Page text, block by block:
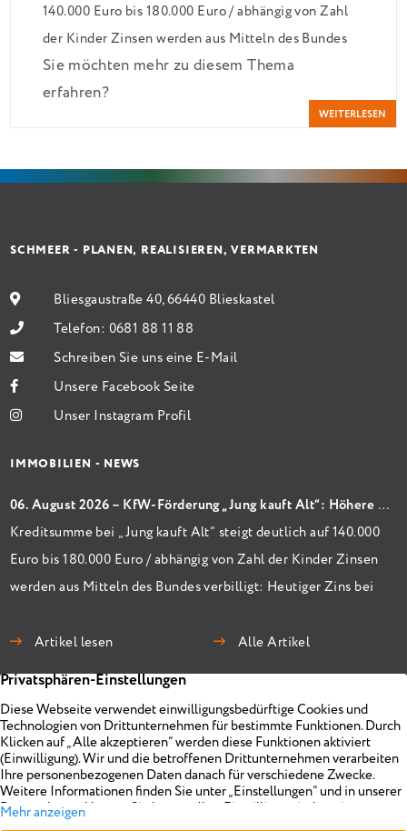
140.000 Euro bis 180.000 Euro / abhängig von Zahl
der Kinder Zinsen werden aus Mitteln des Bundes
verbilligt: Heutiger Zins bei 0,53 Prozent effektiv
bei 35 Jahren Laufzeit und 10 Jahren Zinsbindung
Antragstellende verpflichten sich zu energetischer
Sanierung in Einzelmaßnahmen […]
Sie möchten mehr zu diesem Thema
erfahren?
WEITERLESEN
SCHMEER - PLANEN, REALISIEREN, VERMARKTEN
Bliesgaustraße 40, 66440 Blieskastel
Telefon: 0681 88 11 88
Schreiben Sie uns eine E-Mail
Unsere Facebook Seite
Unser Instagram Profil
IMMOBILIEN - NEWS
06. August 2026 – KfW-Förderung „Jung kauft Alt“: Höhere Kredite ab August 2026
Kreditsumme bei „Jung kauft Alt“ steigt deutlich auf 140.000
Euro bis 180.000 Euro / abhängig von Zahl der Kinder Zinsen
werden aus Mitteln des Bundes verbilligt: Heutiger Zins bei
Zinsbindung Antragstellende verpflichten sich zu
energetischer Sanierung binnen 54 Monaten nach
Artikel lesen Alle Artikel
Immobilien
Unternehmen
Projekte
Planen
Vermarkten